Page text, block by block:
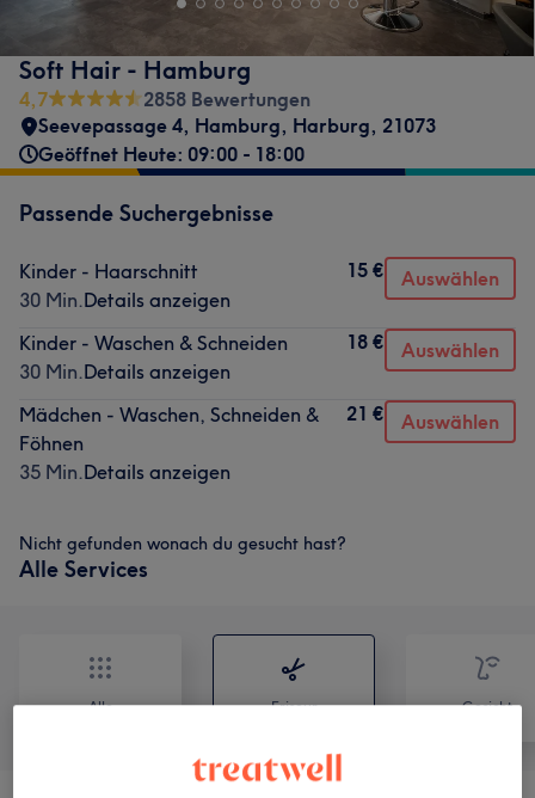
Soft Hair - Hamburg
4,7
2858 Bewertungen
Seevepassage 4, Hamburg, Harburg, 21073
Geöffnet Heute: 09:00 - 18:00
Passende Suchergebnisse
Kinder - Haarschnitt
30 Min.Details anzeigen
15 € Auswählen
Kinder - Waschen & Schneiden
30 Min.Details anzeigen
18 € Auswählen
Mädchen - Waschen, Schneiden &
Föhnen
35 Min.Details anzeigen
21 € Auswählen
Nicht gefunden wonach du gesucht hast?
Alle Services
Alle Friseur Gesicht